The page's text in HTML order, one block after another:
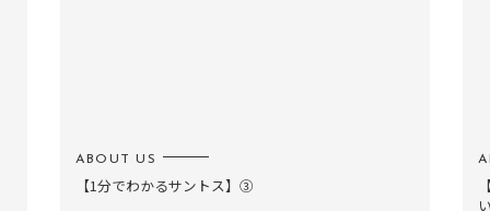
ABOUT US
【1分でわかるサントス】③